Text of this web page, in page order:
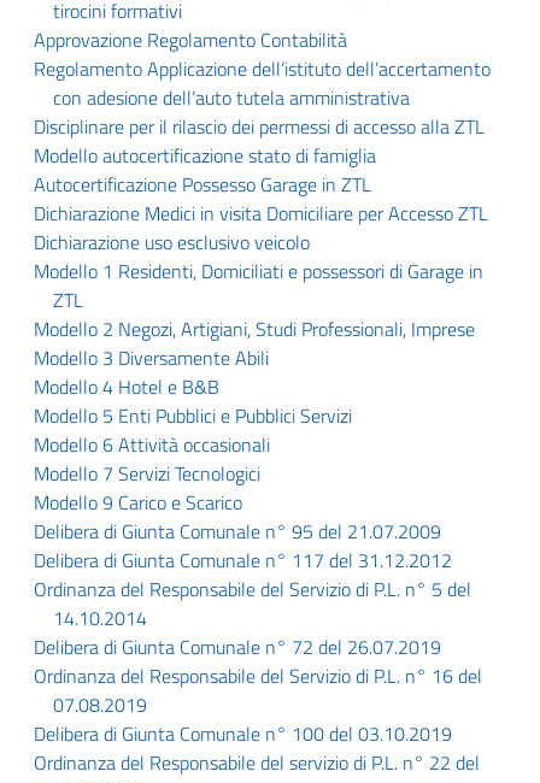
tirocini formativi
Approvazione Regolamento Contabilità
Regolamento Applicazione dell’istituto dell’accertamento
con adesione dell’auto tutela amministrativa
Disciplinare per il rilascio dei permessi di accesso alla ZTL
Modello autocertificazione stato di famiglia
Autocertificazione Possesso Garage in ZTL
Dichiarazione Medici in visita Domiciliare per Accesso ZTL
Dichiarazione uso esclusivo veicolo
Modello 1 Residenti, Domiciliati e possessori di Garage in
ZTL
Modello 2 Negozi, Artigiani, Studi Professionali, Imprese
Modello 3 Diversamente Abili
Modello 4 Hotel e B&B
Modello 5 Enti Pubblici e Pubblici Servizi
Modello 6 Attività occasionali
Modello 7 Servizi Tecnologici
Modello 9 Carico e Scarico
Delibera di Giunta Comunale n° 95 del 21.07.2009
Delibera di Giunta Comunale n° 117 del 31.12.2012
Ordinanza del Responsabile del Servizio di P.L. n° 5 del
14.10.2014
Delibera di Giunta Comunale n° 72 del 26.07.2019
Ordinanza del Responsabile del Servizio di P.L. n° 16 del
07.08.2019
Delibera di Giunta Comunale n° 100 del 03.10.2019
Ordinanza del Responsabile del servizio di P.L. n° 22 del